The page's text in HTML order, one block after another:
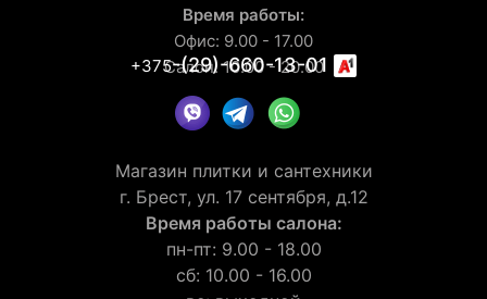
Время работы:
Офис: 9.00 - 17.00
Салон: 10.00 - 20.00
+375-(29)-660-13-01
Магазин плитки и сантехники
г. Брест, ул. 17 сентября, д.12
Время работы салона:
пн-пт: 9.00 - 18.00
сб: 10.00 - 16.00